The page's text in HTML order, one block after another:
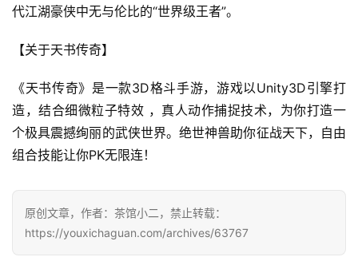
金
奖
7
月
0
日
代江湖豪侠中无与伦比的“世界级王者”。
【关于天书传奇】
《天书传奇》是一款3D格斗手游，游戏以Unity3D引擎打
造，结合细微粒子特效 ，真人动作捕捉技术，为你打造一
个极具震撼绚丽的武侠世界。绝世神兽助你征战天下，自由
组合技能让你PK无限连！
原创文章，作者：茶馆小二，禁止转载：
https://youxichaguan.com/archives/63767